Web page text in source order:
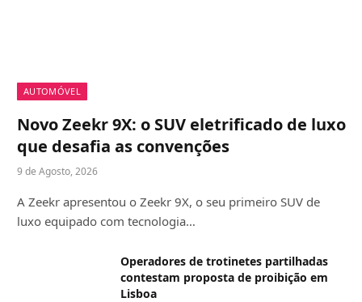
AUTOMÓVEL
Novo Zeekr 9X: o SUV eletrificado de luxo
que desafia as convenções
9 de Agosto, 2026
A Zeekr apresentou o Zeekr 9X, o seu primeiro SUV de
luxo equipado com tecnologia…
Operadores de trotinetes partilhadas
contestam proposta de proibição em
Lisboa